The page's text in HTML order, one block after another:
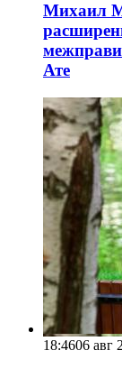
Михаил
Ате
18:4606 авг